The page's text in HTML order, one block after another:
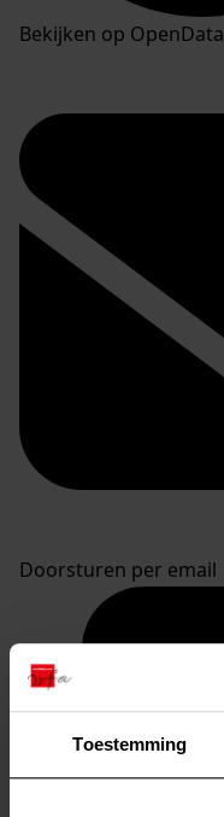
Toestemming
Bekijken op OpenData
Doorsturen per email